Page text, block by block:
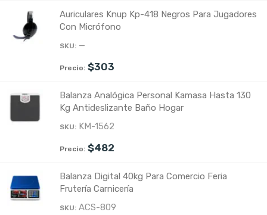
Auriculares Knup Kp-418 Negros Para Jugadores
Con Micrófono
—
$303
Balanza Analógica Personal Kamasa Hasta 130
Kg Antideslizante Baño Hogar
KM-1562
$482
Balanza Digital 40kg Para Comercio Feria
Frutería Carnicería
ACS-809